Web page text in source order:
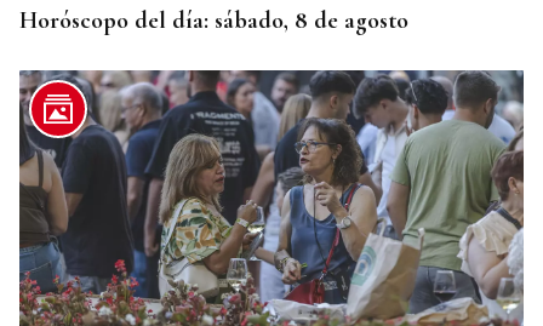
Horóscopo del día: sábado, 8 de agosto